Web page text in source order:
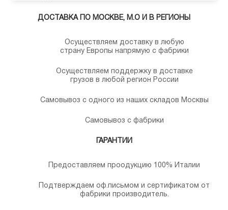
ДОСТАВКА ПО МОСКВЕ, М.О И В РЕГИОНЫ
Осуществляем доставку в любую
страну Европы напрямую с фабрики
Осуществляем поддержку в доставке
грузов в любой регион России
Самовывоз с одного из наших складов Москвы
Самовывоз с фабрики
ГАРАНТИИ
Предоставляем проодукцию 100% Италии
Подтверждаем оф.письмом и сертификатом от
фабрики производитель.